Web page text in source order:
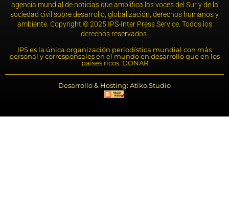
agencia mundial de noticias que amplifica las voces del Sur y de la
sociedad civil sobre desarrollo, globalización, derechos humanos y
ambiente. Copyright © 2025 IPS-Inter Press Service. Todos los
derechos reservados.
IPS es la única organización periodística mundial con más
personal y corresponsales en el mundo en desarrollo que en los
países ricos. DONAR
Desarrollo & Hosting: Atiko.Studio